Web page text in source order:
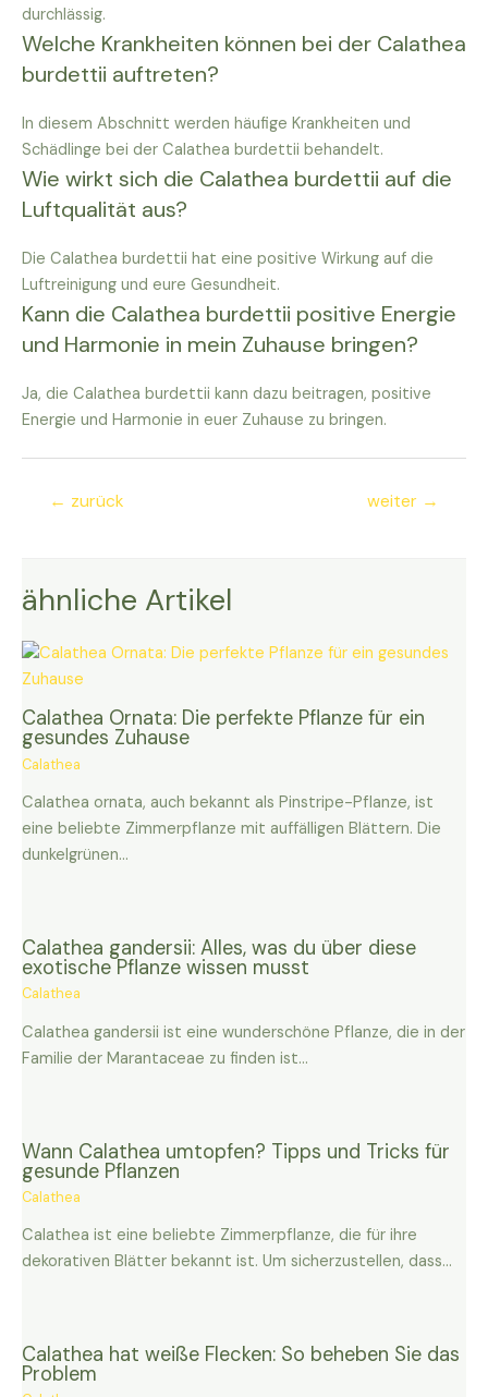
durchlässig.
Welche Krankheiten können bei der Calathea
burdettii auftreten?
In diesem Abschnitt werden häufige Krankheiten und
Schädlinge bei der Calathea burdettii behandelt.
Wie wirkt sich die Calathea burdettii auf die
Luftqualität aus?
Die Calathea burdettii hat eine positive Wirkung auf die
Luftreinigung und eure Gesundheit.
Kann die Calathea burdettii positive Energie
und Harmonie in mein Zuhause bringen?
Ja, die Calathea burdettii kann dazu beitragen, positive
Energie und Harmonie in euer Zuhause zu bringen.
Beitragsnavigation
← zurück weiter →
ähnliche Artikel
Calathea Ornata: Die perfekte Pflanze für ein
gesundes Zuhause
Calathea
Calathea ornata, auch bekannt als Pinstripe-Pflanze, ist
eine beliebte Zimmerpflanze mit auffälligen Blättern. Die
dunkelgrünen…
Calathea gandersii: Alles, was du über diese
exotische Pflanze wissen musst
Calathea
Calathea gandersii ist eine wunderschöne Pflanze, die in der
Familie der Marantaceae zu finden ist…
Wann Calathea umtopfen? Tipps und Tricks für
gesunde Pflanzen
Calathea
Calathea ist eine beliebte Zimmerpflanze, die für ihre
dekorativen Blätter bekannt ist. Um sicherzustellen, dass…
Calathea hat weiße Flecken: So beheben Sie das
Problem